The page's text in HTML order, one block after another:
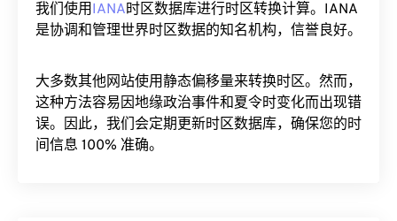
我们使用IANA时区数据库进行时区转换计算。IANA
是协调和管理世界时区数据的知名机构，信誉良好。
大多数其他网站使用静态偏移量来转换时区。然而，
这种方法容易因地缘政治事件和夏令时变化而出现错
误。因此，我们会定期更新时区数据库，确保您的时
间信息 100% 准确。